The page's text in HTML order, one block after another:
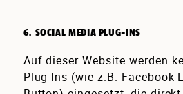
6. SOCIAL MEDIA PLUG-INS
Auf dieser Website werden
Plug-Ins (wie z.B. Facebook